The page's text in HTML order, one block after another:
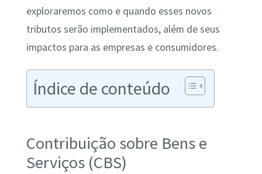
exploraremos como e quando esses novos
tributos serão implementados, além de seus
impactos para as empresas e consumidores.
Índice de conteúdo
Contribuição sobre Bens e
Serviços (CBS)